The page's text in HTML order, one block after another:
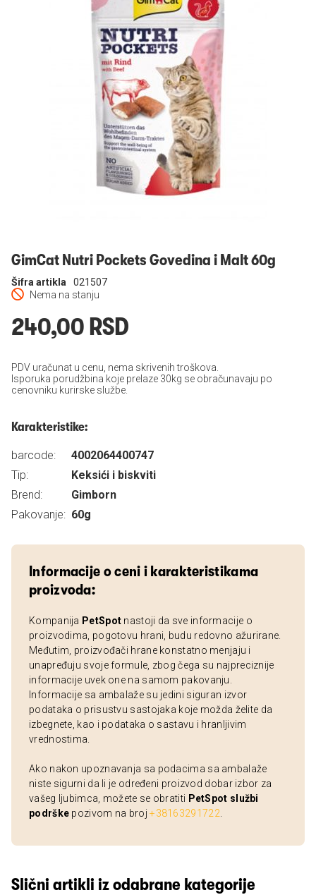
GimCat Nutri Pockets Govedina i Malt 60g
Nema na stanju
Šifra artikla 021507
240,00 RSD
PDV uračunat u cenu, nema skrivenih troškova.
Isporuka porudžbina koje prelaze 30kg se obračunavaju po
cenovniku kurirske službe.
Karakteristike:
barcode:
4002064400747
Tip:
Keksići i biskviti
Brend:
Gimborn
Pakovanje: 60g
Informacije o ceni i karakteristikama
proizvoda:
Kompanija PetSpot nastoji da sve informacije o
proizvodima, pogotovu hrani, budu redovno ažurirane.
Međutim, proizvođači hrane konstatno menjaju i
unapređuju svoje formule, zbog čega su najpreciznije
informacije uvek one na samom pakovanju.
Informacije sa ambalaže su jedini siguran izvor
podataka o prisustvu sastojaka koje možda želite da
izbegnete, kao i podataka o sastavu i hranljivim
vrednostima.
Ako nakon upoznavanja sa podacima sa ambalaže
niste sigurni da li je određeni proizvod dobar izbor za
vašeg ljubimca, možete se obratiti PetSpot službi
podrške pozivom na broj+38163291722
Slični artikli iz odabrane kategorije